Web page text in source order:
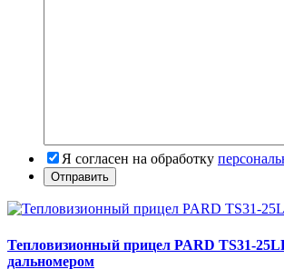
Я согласен на обработку
Тепловизионный прицел PARD TS31-
дальномером